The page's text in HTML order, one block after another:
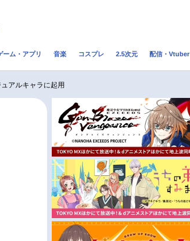
配信・Vtuber トレンド
今期アニメ曜日別一覧 秋アニメ
冬アニメ
ーム・アプリ 音楽 コスプレ 2.5次元 配信・Vtuber
アルキャラに起用